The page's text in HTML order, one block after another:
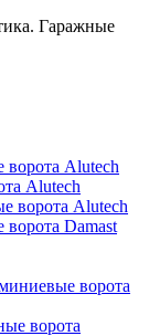
Гаражные
Alutech
Alutech
ворота Alutech
Damast
ворота
ворота